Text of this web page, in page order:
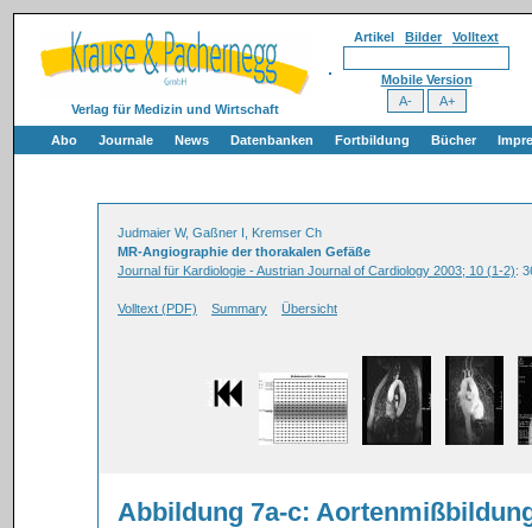
Verlag für Medizin und Wirtschaft
Artikel Bilder Volltext
Mobile Version
Abo Journale News Datenbanken Fortbildung Bücher
Judmaier W, Gaßner I, Kremser Ch
MR-Angiographie der thorakalen Gefäße
Journal für Kardiologie - Austrian Journal of Cardiology 2003; 10 (1-2):
Volltext (PDF) Summary Übersicht
Abbildung 7a-c: